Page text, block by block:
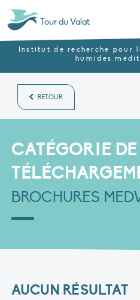
Tour du Valat
Institut de recherche pour
humides
RETOUR
CATÉGORIE DE
BROCHURES
AUCUN RÉSULTAT